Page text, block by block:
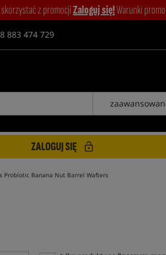
z promocjiZaloguj się!Warunki
883 474 729
ZALOGUJ SIĘ
Probiotic Banana Nut Barrel Wafters